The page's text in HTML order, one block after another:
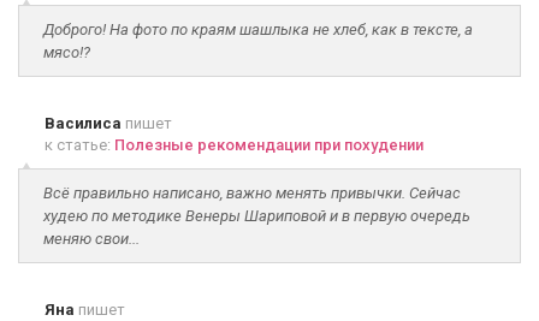
Доброго! На фото по краям шашлыка не хлеб, как в тексте, а
мясо!?
Василиса пишет
к статье: Полезные рекомендации при похудении
Всё правильно написано, важно менять привычки. Сейчас
худею по методике Венеры Шариповой и в первую очередь
меняю свои...
Яна пишет